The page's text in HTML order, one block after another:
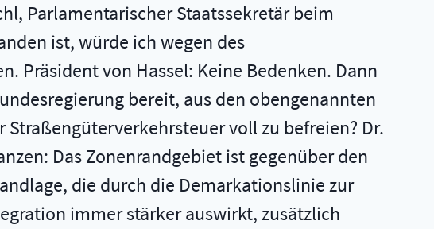
Parlamentarischer Staatssekretär beim
ist, würde ich wegen des
Präsident von Hassel: Keine Bedenken. Dann
bereit, aus den obengenannten
voll zu befreien? Dr.
Das Zonenrandgebiet ist gegenüber den
die durch die Demarkationslinie zur
immer stärker auswirkt, zusätzlich